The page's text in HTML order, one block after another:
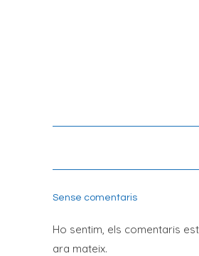
Sense comentaris
Ho sentim, els comentaris
ara mateix.